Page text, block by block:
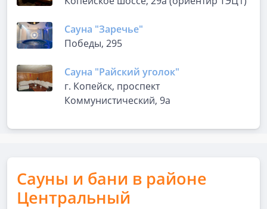
Сауна "Заречье"
Победы, 295
Сауна "Райский уголок"
г. Копейск, проспект
Коммунистический, 9а
Сауны и бани в районе
Центральный